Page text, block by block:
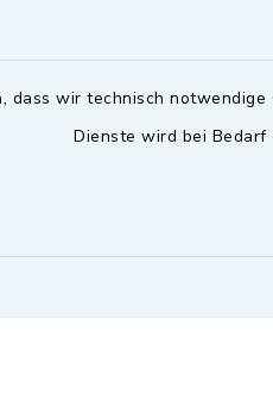
dass wir technisch
Dienste wird bei
möglich -